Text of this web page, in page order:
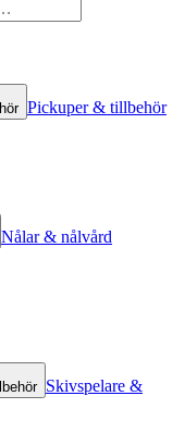
Pickuper & tillbehör
Nålar & nålvård
Skivspelare &